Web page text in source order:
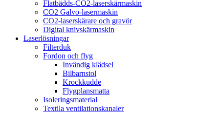
Flatbädds-CO2-laserskärmaskin
CO2 Galvo-lasermaskin
CO2-laserskärare och gravör
Digital knivskärmaskin
Laserlösningar
Filterduk
Fordon och flyg
Invändig klädsel
Bilbarnstol
Krockkudde
Flygplansmatta
Isoleringsmaterial
Textila ventilationskanaler